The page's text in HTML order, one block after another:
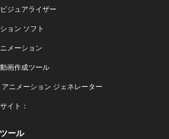
ジュアライザー
ョン ソフト
メーション
画作成ツール
アニメーション ジェネレーター
イト：
ール